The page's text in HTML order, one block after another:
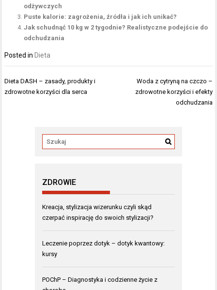
odżywczych
Puste kalorie: zagrożenia, źródła i jak ich unikać?
Jak schudnąć 10 kg w 2 tygodnie? Realistyczne podejście do
odchudzania
Posted in Dieta
Nawigacja
wpisu
Dieta DASH – zasady, produkty i
zdrowotne korzyści dla serca
Woda z cytryną na czczo –
zdrowotne korzyści i efekty
odchudzania
ZDROWIE
Kreacja, stylizacja wizerunku czyli skąd
czerpać inspirację do swoich stylizacji?
Leczenie poprzez dotyk – dotyk kwantowy:
kursy
POChP – Diagnostyka i codzienne życie z